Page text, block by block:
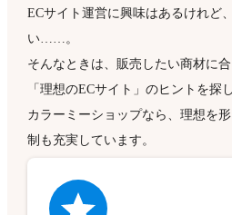
ECサイト運営に興味はあるけれど
い……。
そんなときは、販売したい商材に
「理想のECサイト」のヒントを探
カラーミーショップなら、理想を
制も充実しています。